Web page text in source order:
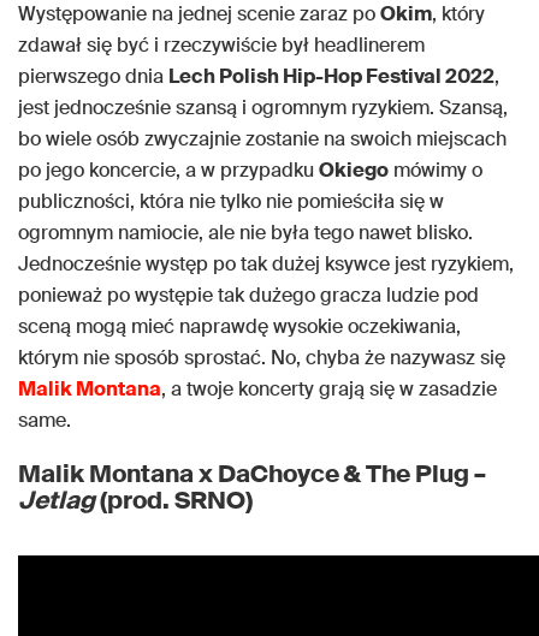
Występowanie na jednej scenie zaraz poOkim, który
zdawał się być i rzeczywiście był headlinerem
pierwszego dnia Lech Polish Hip-Hop Festival 2022,
jest jednocześnie szansą i ogromnym ryzykiem. Szansą,
bo wiele osób zwyczajnie zostanie na swoich miejscach
po jego koncercie, a w przypadku Okiego mówimy o
publiczności, która nie tylko nie pomieściła się w
ogromnym namiocie, ale nie była tego nawet blisko.
Jednocześnie występ po tak dużej ksywce jest ryzykiem,
ponieważ po występie tak dużego gracza ludzie pod
sceną mogą mieć naprawdę wysokie oczekiwania,
którym nie sposób sprostać. No, chyba że nazywasz się
Malik Montana, a twoje koncerty grają się w zasadzie
same.
Malik Montana x DaChoyce & The Plug –
Jetlag(prod. SRNO)